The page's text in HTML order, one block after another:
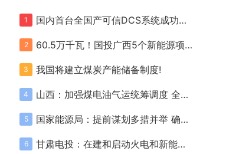
1 国内首台全国产可信DCS系统成功投运!
2 60.5万千瓦！国投广西5个新能源项目全部取得核准/备案!
3 我国将建立煤炭产能储备制度!
4 山西：加强煤电油气运统筹调度 全力做好能源保障和保暖保供工作!
5 国家能源局：提前谋划多措并举 确保迎峰度冬煤电气稳定供应!
6 甘肃电投：在建和启动火电和新能源项目规模11GW 总资产达880亿元!